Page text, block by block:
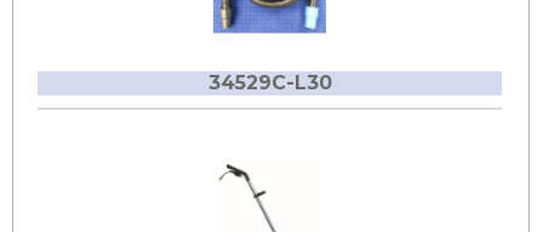
34529C-L30